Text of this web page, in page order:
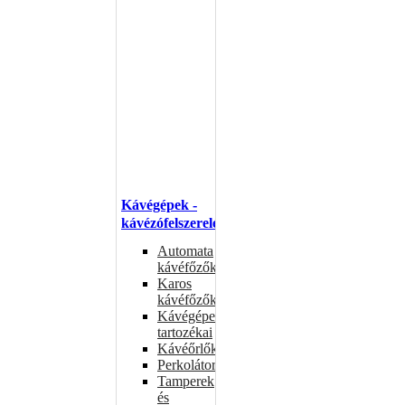
Kávégépek -
kávézófelszerelés
Automata
kávéfőzők
Karos
kávéfőzők
Kávégépek
tartozékai
Kávéőrlők
Perkolátorok
Tamperek
és